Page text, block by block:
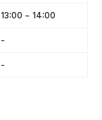
13:00 ~ 14:00
-
-